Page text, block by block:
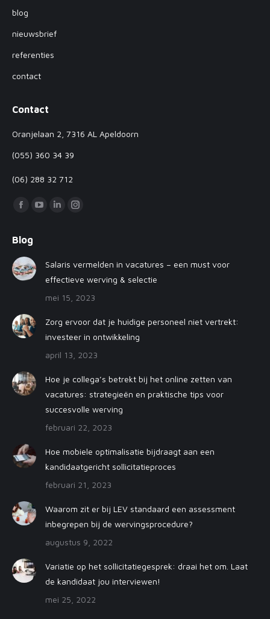
blog
nieuwsbrief
referenties
contact
Contact
Oranjelaan 2, 7316 AL Apeldoorn
(055) 360 34 39
(06) 288 32 712
Vind ons op:
Facebook
opens
in
new
YouTube
new
LinkedinInstagram
Blog
Salaris vermelden in vacatures – een must voor
effectieve werving & selectie
mei 15, 2023
Zorg ervoor dat je huidige personeel niet vertrekt:
investeer in ontwikkeling
april 13, 2023
Hoe je collega’s betrekt bij het online zetten van
vacatures: strategieën en praktische tips voor
succesvolle werving
februari 22, 2023
Hoe mobiele optimalisatie bijdraagt aan een
kandidaatgericht sollicitatieproces
februari 21, 2023
Waarom zit er bij LEV standaard een assessment
inbegrepen bij de wervingsprocedure?
augustus 9, 2022
Variatie op het sollicitatiegesprek: draai het om. Laat
de kandidaat jou interviewen!
mei 25, 2022